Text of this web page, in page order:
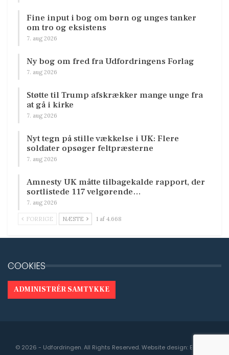
Fine input i bog om børn og unges tanker
om tro og eksistens
7. aug 2026
Ny bog om fred fra Udfordringens Forlag
7. aug 2026
Støtte til Trump afskrækker mange unge fra
at gå i kirke
7. aug 2026
Nyt tegn på stille vækkelse i UK: Flere
soldater opsøger feltpræsterne
7. aug 2026
Amnesty UK måtte tilbagekalde rapport, der
sortlistede 117 velgørende…
7. aug 2026
FORRIGE NÆSTE 1 af 4.668
COOKIES
ADMINISTRÉR SAMTYKKE
© 2026 - Udfordringen. All Rights Reserved.Website design: Engedal